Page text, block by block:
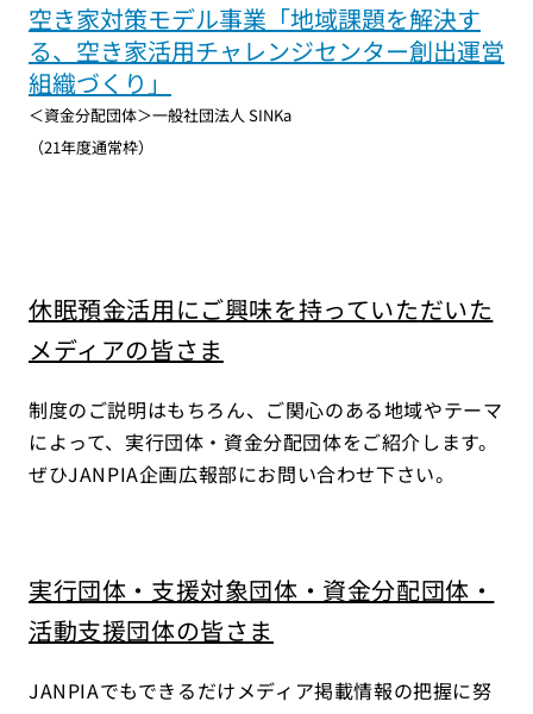
空き家対策モデル事業「地域課題を解決す
る、空き家活用チャレンジセンター創出運営
組織づくり」
＜資金分配団体＞一般社団法人 SINKa
（21年度通常枠）
休眠預金活用にご興味を持っていただいた
メディアの皆さま
制度のご説明はもちろん、ご関心のある地域やテーマ
によって、実行団体・資金分配団体をご紹介します。
ぜひJANPIA企画広報部にお問い合わせ下さい。
実行団体・支援対象団体・資金分配団体・
活動支援団体の皆さま
JANPIAでもできるだけメディア掲載情報の把握に努